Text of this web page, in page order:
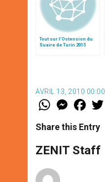
Tout sur l'Ostension du
Suaire de Turin 2015
AVRIL 13, 2010 00:00
W
t
s
p
p
M
e
s
e
g
e
F
a
e
b
o
k
Share this Entry
ZENIT Staff